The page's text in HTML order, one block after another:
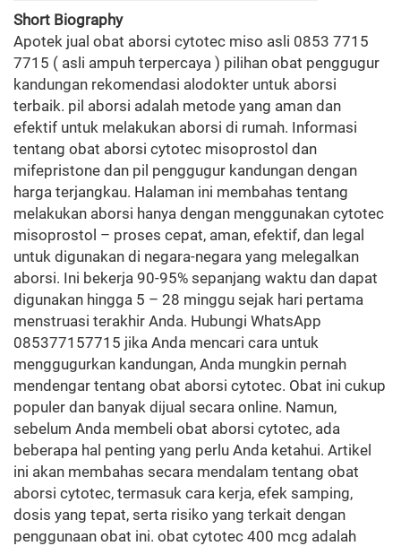
Short Biography
Apotek jual obat aborsi cytotec miso asli 0853 7715
7715 ( asli ampuh terpercaya ) pilihan obat penggugur
kandungan rekomendasi alodokter untuk aborsi
terbaik. pil aborsi adalah metode yang aman dan
efektif untuk melakukan aborsi di rumah. Informasi
tentang obat aborsi cytotec misoprostol dan
mifepristone dan pil penggugur kandungan dengan
harga terjangkau. Halaman ini membahas tentang
melakukan aborsi hanya dengan menggunakan cytotec
misoprostol – proses cepat, aman, efektif, dan legal
untuk digunakan di negara-negara yang melegalkan
aborsi. Ini bekerja 90-95% sepanjang waktu dan dapat
digunakan hingga 5 – 28 minggu sejak hari pertama
menstruasi terakhir Anda. Hubungi WhatsApp
085377157715 jika Anda mencari cara untuk
menggugurkan kandungan, Anda mungkin pernah
mendengar tentang obat aborsi cytotec. Obat ini cukup
populer dan banyak dijual secara online. Namun,
sebelum Anda membeli obat aborsi cytotec, ada
beberapa hal penting yang perlu Anda ketahui. Artikel
ini akan membahas secara mendalam tentang obat
aborsi cytotec, termasuk cara kerja, efek samping,
dosis yang tepat, serta risiko yang terkait dengan
penggunaan obat ini. obat cytotec 400 mcg adalah